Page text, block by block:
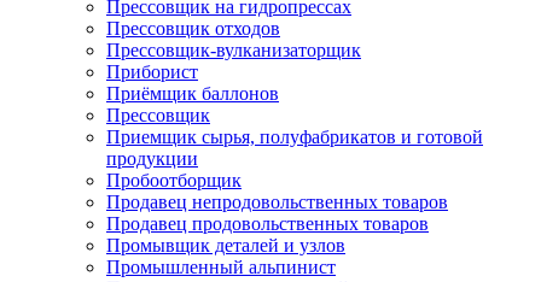
Прессовщик на гидропрессах
Прессовщик отходов
Прессовщик-вулканизаторщик
Приборист
Приёмщик баллонов
Прессовщик
Приемщик сырья, полуфабрикатов и готовой
продукции
Пробоотборщик
Продавец непродовольственных товаров
Продавец продовольственных товаров
Промывщик деталей и узлов
Промышленный альпинист